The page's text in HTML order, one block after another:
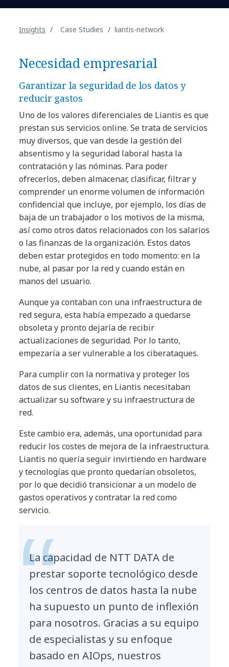
Insights Case Studies liantis-network
Necesidad empresarial
Garantizar la seguridad de los datos y
reducir gastos
Uno de los valores diferenciales de Liantis es que
prestan sus servicios online. Se trata de servicios
muy diversos, que van desde la gestión del
absentismo y la seguridad laboral hasta la
contratación y las nóminas. Para poder
ofrecerlos, deben almacenar, clasificar, filtrar y
comprender un enorme volumen de información
confidencial que incluye, por ejemplo, los días de
baja de un trabajador o los motivos de la misma,
así como otros datos relacionados con los salarios
o las finanzas de la organización. Estos datos
deben estar protegidos en todo momento: en la
nube, al pasar por la red y cuando están en
manos del usuario.
Aunque ya contaban con una infraestructura de
red segura, esta había empezado a quedarse
obsoleta y pronto dejaría de recibir
actualizaciones de seguridad. Por lo tanto,
empezaría a ser vulnerable a los ciberataques.
Para cumplir con la normativa y proteger los
datos de sus clientes, en Liantis necesitaban
actualizar su software y su infraestructura de
red.
Este cambio era, además, una oportunidad para
reducir los costes de mejora de la infraestructura.
Liantis no quería seguir invirtiendo en hardware
y tecnologías que pronto quedarían obsoletos,
por lo que decidió transicionar a un modelo de
gastos operativos y contratar la red como
servicio.
La capacidad de NTT DATA de
prestar soporte tecnológico desde
los centros de datos hasta la nube
ha supuesto un punto de inflexión
para nosotros. Gracias a su equipo
de especialistas y su enfoque
basado en AIOps, nuestros